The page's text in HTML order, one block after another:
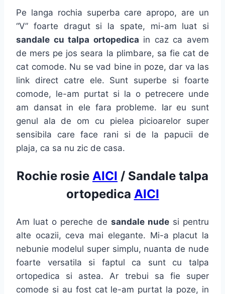
Pe langa rochia superba care apropo, are un
“V” foarte dragut si la spate, mi-am luat si
sandale cu talpa ortopedica in caz ca avem
de mers pe jos seara la plimbare, sa fie cat de
cat comode. Nu se vad bine in poze, dar va las
link direct catre ele. Sunt superbe si foarte
comode, le-am purtat si la o petrecere unde
am dansat in ele fara probleme. Iar eu sunt
genul ala de om cu pielea picioarelor super
sensibila care face rani si de la papucii de
plaja, ca sa nu zic de casa.
Rochie rosie AICI / Sandale talpa
ortopedica AICI
Am luat o pereche de sandale nudesi pentru
alte ocazii, ceva mai elegante. Mi-a placut la
nebunie modelul super simplu, nuanta de nude
foarte versatila si faptul ca sunt cu talpa
ortopedica si astea. Ar trebui sa fie super
comode si au fost cat le-am purtat la poze, in